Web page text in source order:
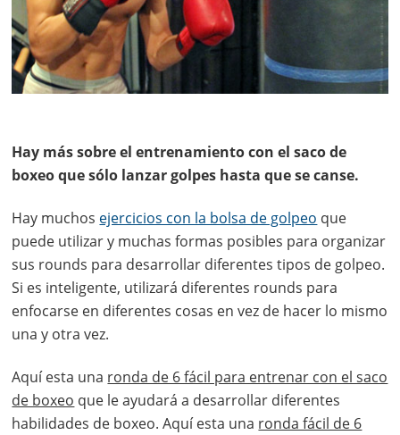
Hay más sobre el entrenamiento con el saco de
boxeo que sólo lanzar golpes hasta que se canse.
Hay muchos ejercicios con la bolsa de golpeo que
puede utilizar y muchas formas posibles para organizar
sus rounds para desarrollar diferentes tipos de golpeo.
Si es inteligente, utilizará diferentes rounds para
enfocarse en diferentes cosas en vez de hacer lo mismo
una y otra vez.
Aquí esta una ronda de 6 fácil para entrenar con el saco
de boxeo que le ayudará a desarrollar diferentes
habilidades de boxeo. Aquí esta una ronda fácil de 6